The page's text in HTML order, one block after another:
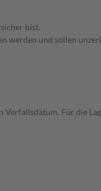
bist.
werden und sollen
Für die